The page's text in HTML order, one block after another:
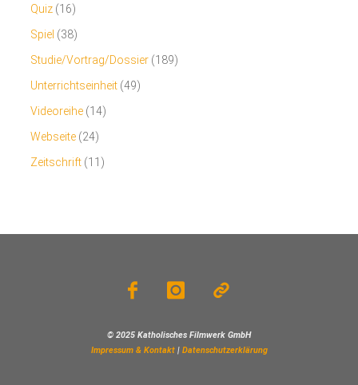
Quiz (16)
Spiel (38)
Studie/Vortrag/Dossier (189)
Unterrichtseinheit (49)
Videoreihe (14)
Webseite (24)
Zeitschrift (11)
© 2025 Katholisches Filmwerk GmbH
Impressum & Kontakt| Datenschutzerklärung